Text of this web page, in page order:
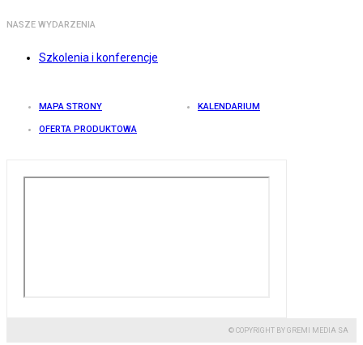
NASZE WYDARZENIA
Szkolenia i konferencje
MAPA STRONY KALENDARIUM
OFERTA PRODUKTOWA
© COPYRIGHT BY GREMI MEDIA SA